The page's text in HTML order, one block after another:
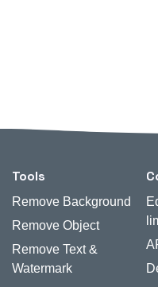
Tools
Remove Background
Remove Object
Remove Text &
Watermark